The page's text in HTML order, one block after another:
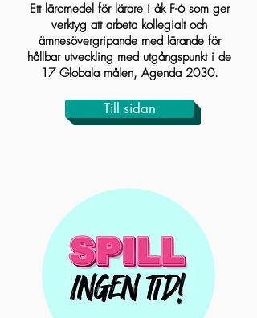
Ett läromedel för lärare i åk F-6 som ger
verktyg att arbeta kollegialt och
ämnesövergripande med lärande för
hållbar utveckling med utgångspunkt i de
17 Globala målen, Agenda 2030.
Till sidan